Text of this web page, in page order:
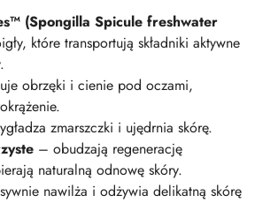
(Spongilla Spicule freshwater
które transportują składniki aktywne
obrzęki i cienie pod oczami,
zmarszczki i ujędrnia skórę.
– obudzają regenerację
naturalną odnowę skóry.
nawilża i odżywia delikatną skórę